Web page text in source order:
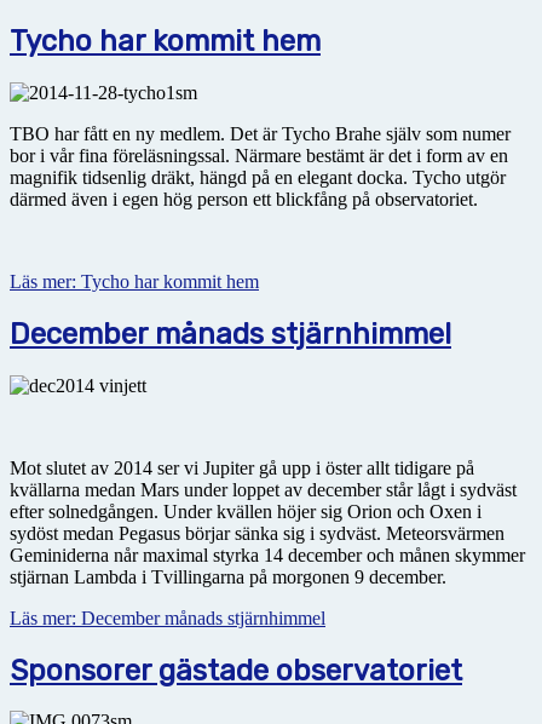
Tycho har kommit hem
TBO har fått en ny medlem. Det är Tycho Brahe själv som numer
bor i vår fina föreläsningssal. Närmare bestämt är det i form av en
magnifik tidsenlig dräkt, hängd på en elegant docka. Tycho utgör
därmed även i egen hög person ett blickfång på observatoriet.
Läs mer: Tycho har kommit hem
December månads stjärnhimmel
Mot slutet av 2014 ser vi Jupiter gå upp i öster allt tidigare på
kvällarna medan Mars under loppet av december står lågt i sydväst
efter solnedgången. Under kvällen höjer sig Orion och Oxen i
sydöst medan Pegasus börjar sänka sig i sydväst. Meteorsvärmen
Geminiderna når maximal styrka 14 december och månen skymmer
stjärnan Lambda i Tvillingarna på morgonen 9 december.
Läs mer: December månads stjärnhimmel
Sponsorer gästade observatoriet